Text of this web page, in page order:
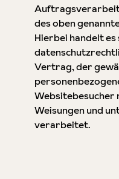
des oben
Hierbei handelt es
Vertrag, der
Websitebesucher
Weisungen und
verarbeitet.